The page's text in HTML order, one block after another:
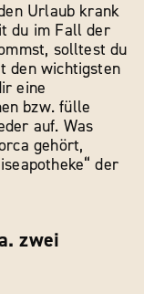
Urlaub krank
du im Fall der
solltest du
den wichtigsten
eine
bzw. fülle
auf. Was
gehört,
der
zwei